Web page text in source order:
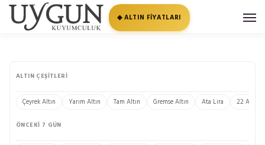
◆ ALTIN FİYATLARI
ALTIN ÇEŞITLERI
Çeyrek Altın Yarım Altın Tam Altın Gremse Altın Ata Lira 22 Ayar
ÖNCEKI 7 GÜN